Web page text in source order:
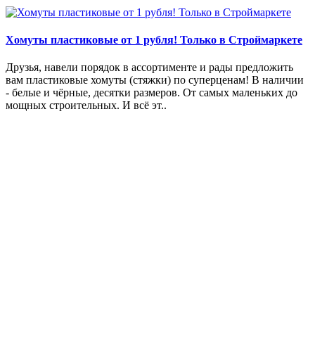
Хомуты пластиковые от 1 рубля! Только в Строймаркете
Друзья, навели порядок в ассортименте и рады предложить
вам пластиковые хомуты (стяжки) по суперценам! В наличии
- белые и чёрные, десятки размеров. От самых маленьких до
мощных строительных. И всё эт..